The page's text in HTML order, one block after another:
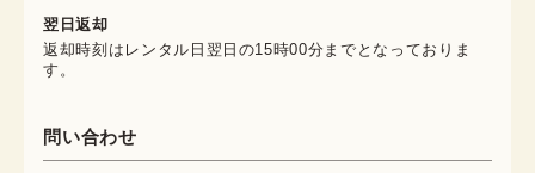
翌日返却
返却時刻はレンタル日翌日の15時00分までとなっておりま
す。
問い合わせ